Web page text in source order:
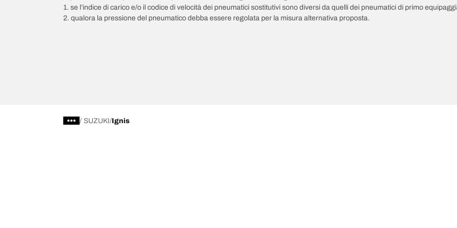
1. se l’indice di carico e/o il codice di velocità dei pneumatici sostitutivi sono diversi da quelli dei pneumatici di primo
2. qualora la pressione del pneumatico debba essere regolata per la misura alternativa proposta.
/ SUZUKI Ignis